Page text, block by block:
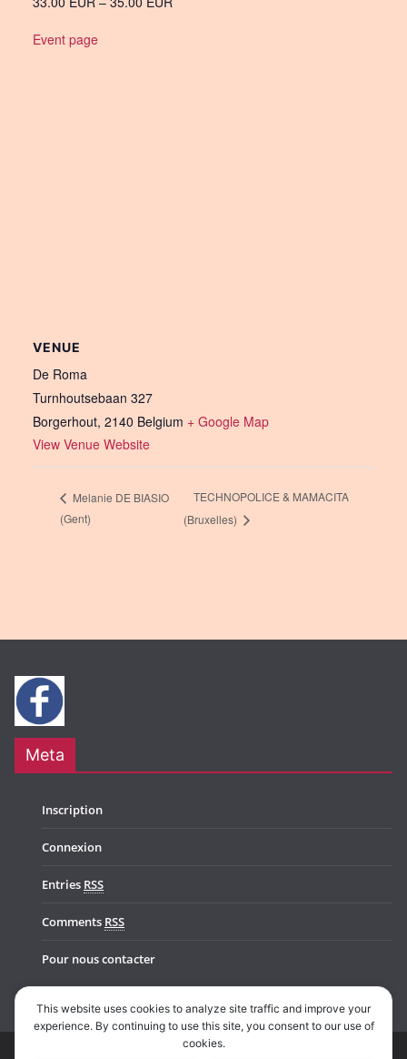
Event page
VENUE
De Roma
Turnhoutsebaan 327
Borgerhout, 2140 Belgium + Google Map
View Venue Website
Melanie DE BIASIO
(Gent)
TECHNOPOLICE & MAMACITA
(Bruxelles)
Meta
Inscription
Connexion
Entries RSS
Comments RSS
Pour nous contacter
This website uses cookies to analyze site traffic and improve your
experience. By continuing to use this site, you consent to our use of
cookies.